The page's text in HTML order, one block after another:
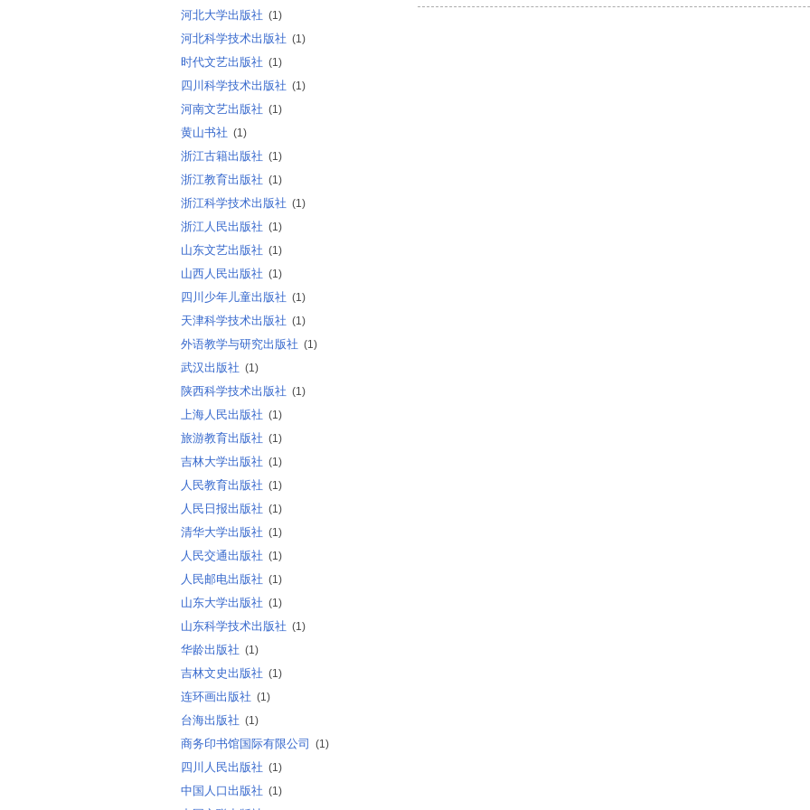
河北大学出版社 (1)
河北科学技术出版社 (1)
时代文艺出版社 (1)
四川科学技术出版社 (1)
河南文艺出版社 (1)
黄山书社 (1)
浙江古籍出版社 (1)
浙江教育出版社 (1)
浙江科学技术出版社 (1)
浙江人民出版社 (1)
山东文艺出版社 (1)
山西人民出版社 (1)
四川少年儿童出版社 (1)
天津科学技术出版社 (1)
外语教学与研究出版社 (1)
武汉出版社 (1)
陕西科学技术出版社 (1)
上海人民出版社 (1)
旅游教育出版社 (1)
吉林大学出版社 (1)
人民教育出版社 (1)
人民日报出版社 (1)
清华大学出版社 (1)
人民交通出版社 (1)
人民邮电出版社 (1)
山东大学出版社 (1)
山东科学技术出版社 (1)
华龄出版社 (1)
吉林文史出版社 (1)
连环画出版社 (1)
台海出版社 (1)
商务印书馆国际有限公司 (1)
四川人民出版社 (1)
中国人口出版社 (1)